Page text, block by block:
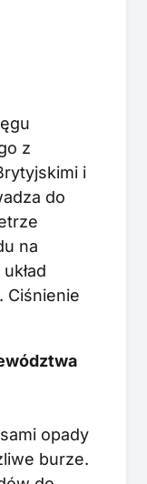
z
i
do
na
Ciśnienie
opady
burze.